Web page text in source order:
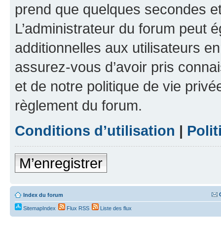
prend que quelques secondes
L’administrateur du forum peut
additionnelles aux utilisateurs
assurez-vous d’avoir pris
et de notre politique de vie
règlement du forum.
Conditions d’utilisation |
M’enregistrer
Index du forum
SitemapIndex Flux RSS Liste des flux